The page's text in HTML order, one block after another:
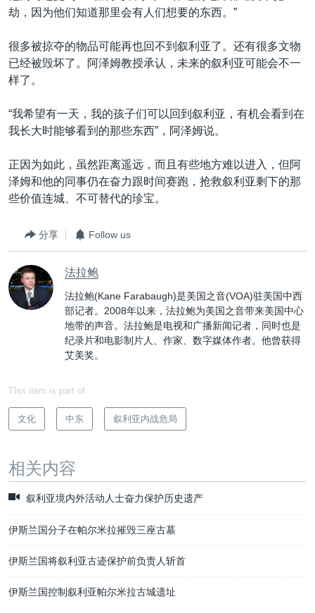
劫，因为他们知道那里会有人们想要的东西。”
很多被掠夺的物品可能再也回不到叙利亚了。还有很多文物
已经被毁坏了。阿泽姆教授承认，未来的叙利亚可能会不一
样了。
“我希望有一天，我的孩子们可以回到叙利亚，有机会看到在
我长大时能够看到的那些东西”，阿泽姆说。
正因为如此，虽然距离遥远，而且有些地方难以进入，但阿
泽姆和他的同事仍在奋力跟时间赛跑，抢救叙利亚剩下的那
些价值连城、不可替代的珍宝。
分享 Follow us
法拉鲍
法拉鲍(Kane Farabaugh)是美国之音(VOA)驻美国中西
部记者。2008年以来，法拉鲍为美国之音带来美国中心
地带的声音。法拉鲍是电视和广播新闻记者，同时也是
纪录片和电影制片人、作家、数字媒体作者。他曾获得
艾美奖。
This item is part of
文化 中东 叙利亚内战危局
相关内容
叙利亚境内外活动人士奋力保护历史遗产
伊斯兰国分子在帕尔米拉摧毁三座古墓
伊斯兰国将叙利亚古迹保护前负责人斩首
伊斯兰国控制叙利亚帕尔米拉古城遗址